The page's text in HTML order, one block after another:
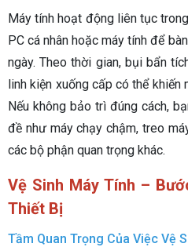
Máy tính hoạt động liên tục
PC cá nhân hoặc máy tính để
ngày. Theo thời gian, bụi bẩn
linh kiện xuống cấp có thể khiến
Nếu không bảo trì đúng cách,
đề như máy chạy chậm, treo
các bộ phận quan trọng khác.
Vệ Sinh Máy Tính –
Thiết Bị
Tầm Quan Trọng Của Việc Vệ